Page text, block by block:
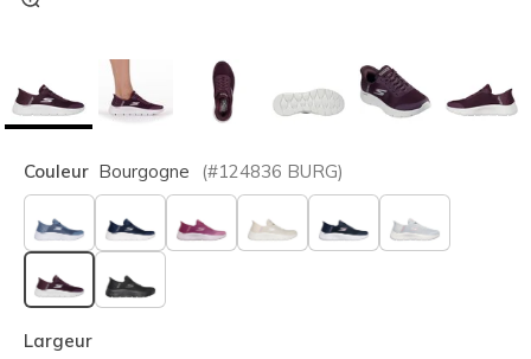
Couleur Bourgogne (#124836 BURG)
sélectionné
Largeur